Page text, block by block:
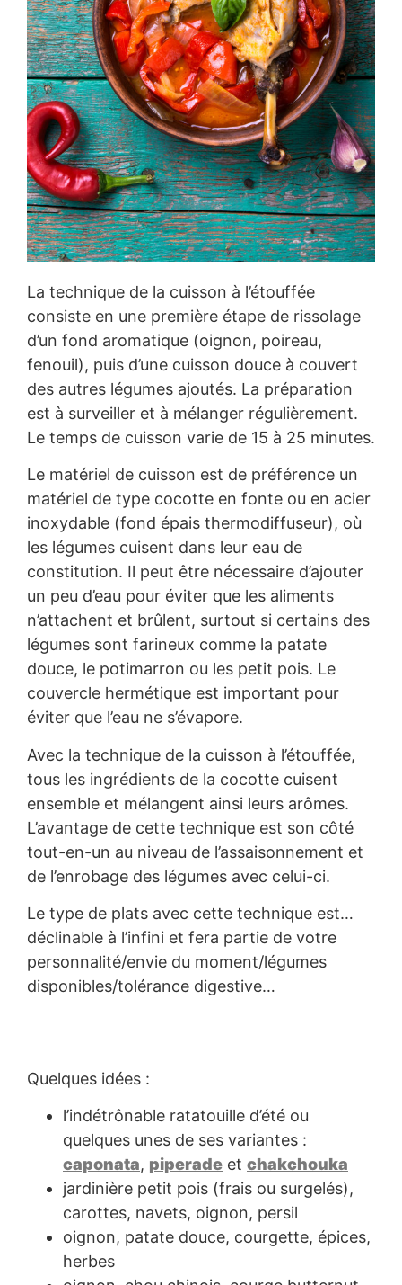
La technique de la cuisson à l’étouffée
consiste en une première étape de rissolage
d’un fond aromatique (oignon, poireau,
fenouil), puis d’une cuisson douce à couvert
des autres légumes ajoutés. La préparation
est à surveiller et à mélanger régulièrement.
Le temps de cuisson varie de 15 à 25 minutes.
Le matériel de cuisson est de préférence un
matériel de type cocotte en fonte ou en acier
inoxydable (fond épais thermodiffuseur), où
les légumes cuisent dans leur eau de
constitution. Il peut être nécessaire d’ajouter
un peu d’eau pour éviter que les aliments
n’attachent et brûlent, surtout si certains des
légumes sont farineux comme la patate
douce, le potimarron ou les petit pois. Le
couvercle hermétique est important pour
éviter que l’eau ne s’évapore.
Avec la technique de la cuisson à l’étouffée,
tous les ingrédients de la cocotte cuisent
ensemble et mélangent ainsi leurs arômes.
L’avantage de cette technique est son côté
tout-en-un au niveau de l’assaisonnement et
de l’enrobage des légumes avec celui-ci.
Le type de plats avec cette technique est…
déclinable à l’infini et fera partie de votre
personnalité/envie du moment/légumes
disponibles/tolérance digestive…
Quelques idées :
l’indétrônable ratatouille d’été ou
quelques unes de ses variantes :
caponata, piperade et chakchouka
jardinière petit pois (frais ou surgelés),
carottes, navets, oignon, persil
oignon, patate douce, courgette, épices,
herbes